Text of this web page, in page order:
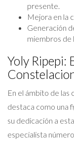
presente.
Mejora en la
Generación
miembros de
Yoly Ripepi:
En el ámbito de las
destaca como una
su dedicación a
especialista